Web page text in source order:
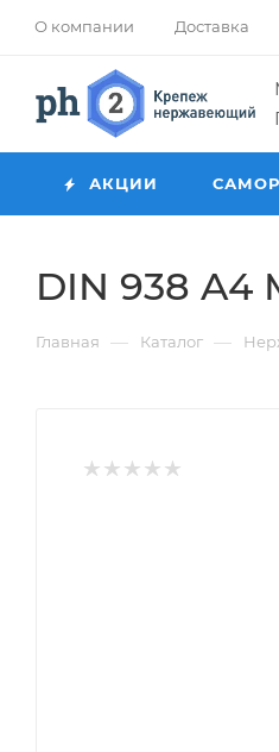
О компании Доставка
АКЦИИ
DIN 938 A4
Главная — Каталог —